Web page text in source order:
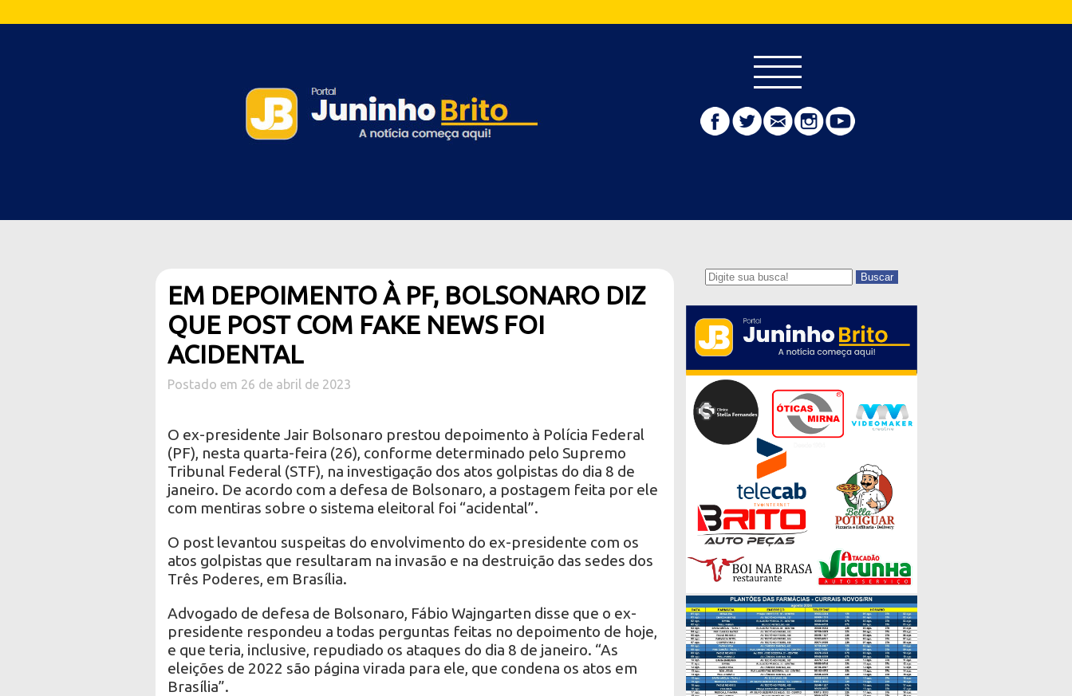
EM DEPOIMENTO À PF, BOLSONARO DIZ
QUE POST COM FAKE NEWS FOI
ACIDENTAL
Postado em 26 de abril de 2023
O ex-presidente Jair Bolsonaro prestou depoimento à Polícia Federal
(PF), nesta quarta-feira (26), conforme determinado pelo Supremo
Tribunal Federal (STF), na investigação dos atos golpistas do dia 8 de
janeiro. De acordo com a defesa de Bolsonaro, a postagem feita por ele
com mentiras sobre o sistema eleitoral foi “acidental”.
O post levantou suspeitas do envolvimento do ex-presidente com os
atos golpistas que resultaram na invasão e na destruição das sedes dos
Três Poderes, em Brasília.
Advogado de defesa de Bolsonaro, Fábio Wajngarten disse que o ex-
presidente respondeu a todas perguntas feitas no depoimento de hoje,
e que teria, inclusive, repudiado os ataques do dia 8 de janeiro. “As
eleições de 2022 são página virada para ele, que condena os atos em
Brasília”.
Buscar